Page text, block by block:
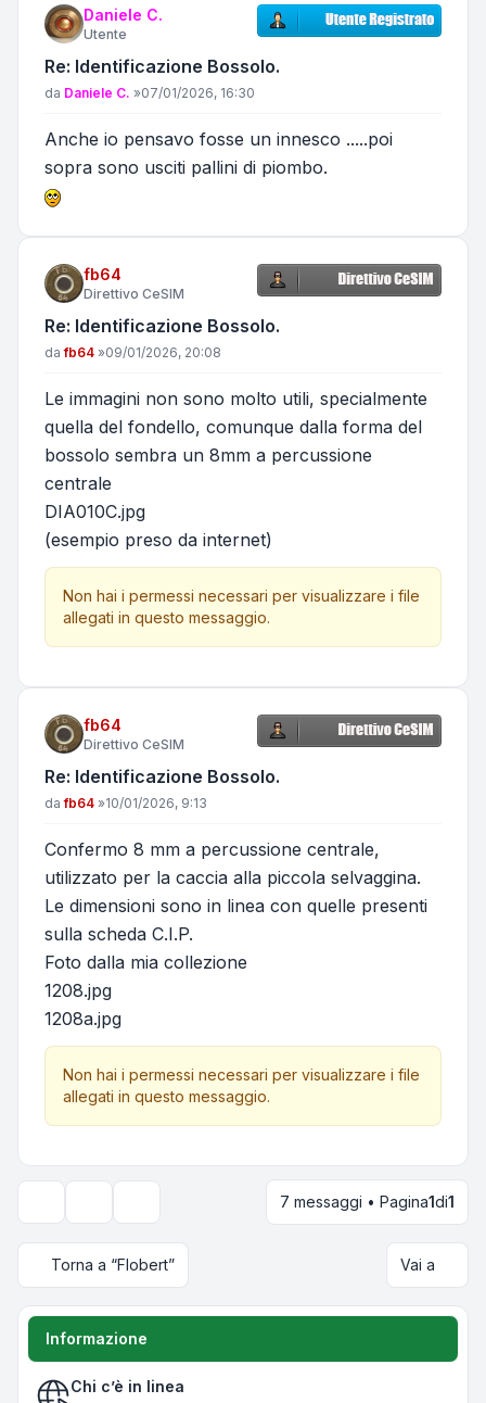
Daniele C.
Utente
Re: Identificazione Bossolo.
Messaggio
da Daniele C. »07/01/2026, 16:30
Anche io pensavo fosse un innesco .....poi
sopra sono usciti pallini di piombo.
fb64
Direttivo CeSIM
Re: Identificazione Bossolo.
Messaggio
dafb64 »09/01/2026, 20:08
Le immagini non sono molto utili, specialmente
quella del fondello, comunque dalla forma del
bossolo sembra un 8mm a percussione
centrale
DIA010C.jpg
(esempio preso da internet)
Non hai i permessi necessari per visualizzare i file
allegati in questo messaggio.
fb64
Direttivo CeSIM
Re: Identificazione Bossolo.
Messaggio
dafb64 »10/01/2026, 9:13
Confermo 8 mm a percussione centrale,
utilizzato per la caccia alla piccola selvaggina.
Le dimensioni sono in linea con quelle presenti
sulla scheda C.I.P.
Foto dalla mia collezione
1208.jpg
1208a.jpg
Non hai i permessi necessari per visualizzare i file
allegati in questo messaggio.
Opzioni di visualizzazione e ordinamento
7 messaggi • Pagina1di1
Torna a “Flobert” Vai a
Informazione
Chi c’è in linea